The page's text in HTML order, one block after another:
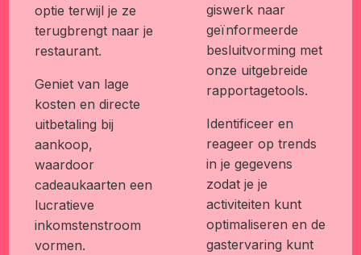
optie terwijl je ze
terugbrengt naar je
restaurant.
Geniet van lage
kosten en directe
uitbetaling bij
aankoop,
waardoor
cadeaukaarten een
lucratieve
inkomstenstroom
vormen.
giswerk naar
geïnformeerde
besluitvorming met
onze uitgebreide
rapportagetools.
Identificeer en
reageer op trends
in je gegevens
zodat je je
activiteiten kunt
optimaliseren en de
gastervaring kunt